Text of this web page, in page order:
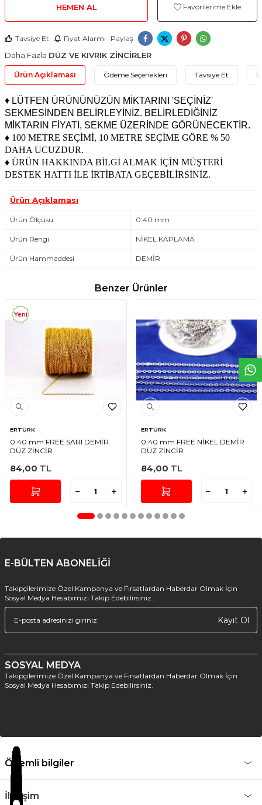
W
h
t
s
a
p
p
D
e
s
e
H
a
t
t
HEMEN AL Favorilerime Ekle
Tavsiye Et Fiyat Alarmı Paylaş
Daha Fazla DÜZ VE KIVRIK ZİNCİRLER
Ürün Açıklaması Ödeme Seçenekleri Tavsiye Et
♦ LÜTFEN ÜRÜNÜNÜZÜN MİKTARINI 'SEÇİNİZ'
SEKMESİNDEN BELİRLEYİNİZ. BELİRLEDİĞİNİZ
MİKTARIN FİYATI, SEKME ÜZERİNDE GÖRÜNECEKTİR.
♦ 100 METRE SEÇİMİ, 10 METRE SEÇİME GÖRE % 50
DAHA UCUZDUR.
♦ ÜRÜN HAKKINDA BİLGİ ALMAK İÇİN MÜŞTERİ
DESTEK HATTI İLE İRTİBATA GEÇEBİLİRSİNİZ.
Ürün Açıklaması
Ürün Ölçüsü 0.40 mm
Ürün Rengi NİKEL KAPLAMA
Ürün Hammaddesi DEMİR
Benzer Ürünler
Yeni
ERTÜRK
0.40 mm FREE SARI DEMİR
DÜZ ZİNCİR
84,00 TL
ERTÜRK
0.40 mm FREE NİKEL DEMİR
DÜZ ZİNCİR
84,00 TL
E-BÜLTEN ABONELİĞİ
Takipçilerimize Özel Kampanya ve Fırsatlardan Haberdar Olmak İçin
Sosyal Medya Hesabımızı Takip Edebilirsiniz.
Kayıt Ol
SOSYAL MEDYA
Takipçilerimize Özel Kampanya ve Fırsatlardan Haberdar Olmak İçin
Sosyal Medya Hesabımızı Takip Edebilirsiniz.
Önemli bilgiler
İletişim